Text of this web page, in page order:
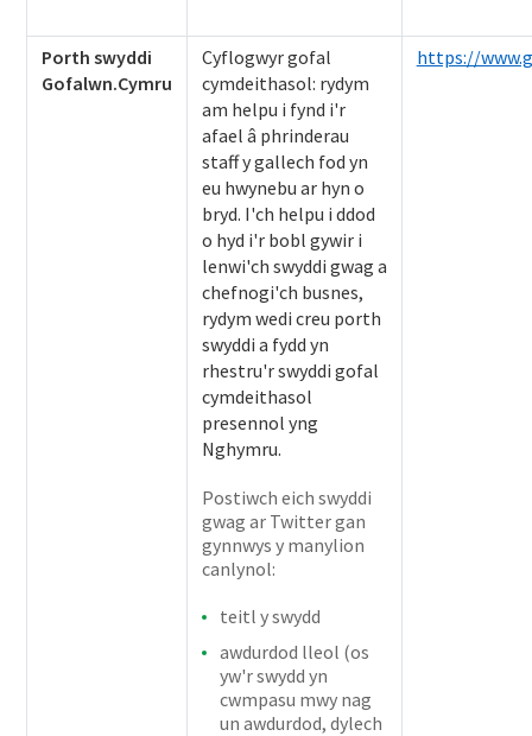
Porth swyddi
Gofalwn.Cymru
Cyflogwyr gofal
cymdeithasol: rydym
am helpu i fynd i'r
afael â phrinderau
staff y gallech fod yn
eu hwynebu ar hyn o
bryd. I'ch helpu i ddod
o hyd i'r bobl gywir i
lenwi'ch swyddi gwag a
chefnogi'ch busnes,
rydym wedi creu porth
swyddi a fydd yn
rhestru'r swyddi gofal
cymdeithasol
presennol yng
Nghymru.
Postiwch eich swyddi
gwag ar Twitter gan
gynnwys y manylion
canlynol:
teitl y swydd
awdurdod lleol (os
yw'r swydd yn
cwmpasu mwy nag
un awdurdod, dylech
https://